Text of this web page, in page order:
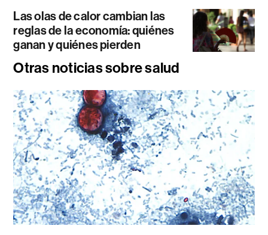
Las olas de calor cambian las
reglas de la economía: quiénes
ganan y quiénes pierden
Otras noticias sobre salud